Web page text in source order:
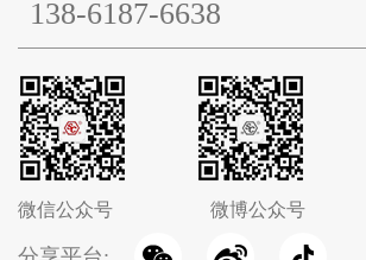
138-6187-6638
微信公众号 微博公众号